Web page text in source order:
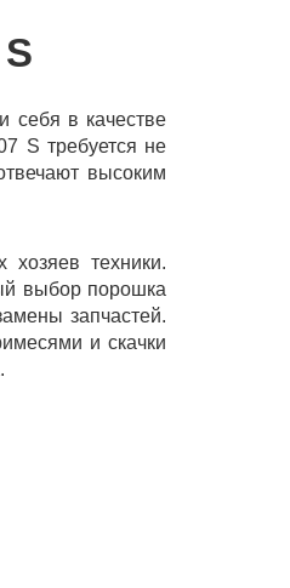
себя в качестве
S требуется не
высоким
техники.
выбор порошка
запчастей.
и скачки